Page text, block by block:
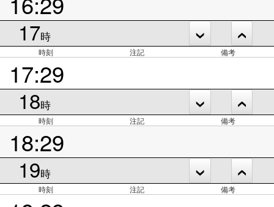
17時
時刻 注記 備考
17:29
18時
時刻 注記 備考
18:29
19時
時刻 注記 備考